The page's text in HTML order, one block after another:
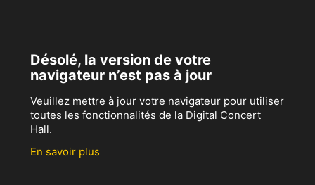
Désolé, la version de votre
navigateur n’est pas à jour
Veuillez mettre à jour votre navigateur pour utiliser
toutes les fonctionnalités de la Digital Concert
Hall.
En savoir plus